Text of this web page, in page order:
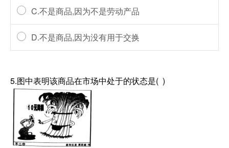
C.不是商品,因为不是劳动产品
D.不是商品,因为没有用于交换
5.图中表明该商品在市场中处于的状态是( )